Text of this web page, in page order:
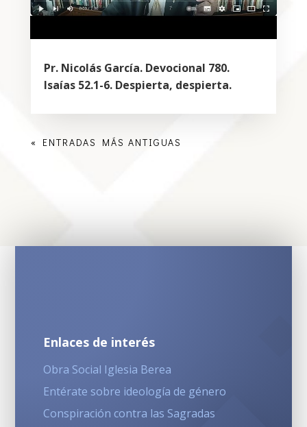
Pr. Nicolás García. Devocional 780.
Isaías 52.1-6. Despierta, despierta.
« ENTRADAS MÁS ANTIGUAS
Enlaces de interés
Obra Social Iglesia Berea
Entérate sobre ideología de género
Conspiración contra las Sagradas